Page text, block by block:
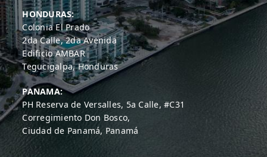
HONDURAS:
Colonia El Prado
2da Calle, 2da Avenida
Edificio AMBAR
Tegucigalpa, Honduras
PANAMA:
PH Reserva de Versalles, 5a Calle, #C31
Corregimiento Don Bosco,
Ciudad de Panamá, Panamá